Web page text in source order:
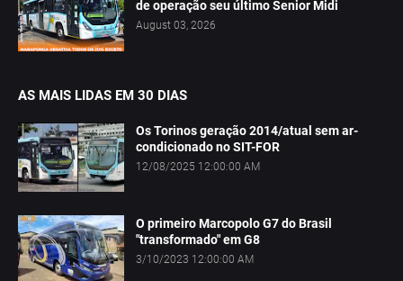
de operação seu último Senior Midi
August 03, 2026
AS MAIS LIDAS EM 30 DIAS
Os Torinos geração 2014/atual sem ar-
condicionado no SIT-FOR
12/08/2025 12:00:00 AM
O primeiro Marcopolo G7 do Brasil
"transformado" em G8
3/10/2023 12:00:00 AM